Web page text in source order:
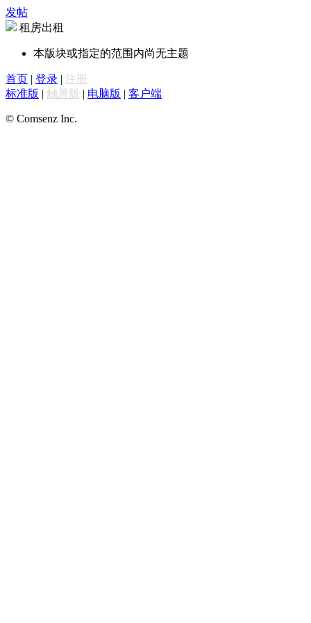
发帖
租房出租
本版块或指定的范围内尚无主题
首页 | 登录 | 注册
标准版 | 触屏版 | 电脑版 | 客户端
© Comsenz Inc.